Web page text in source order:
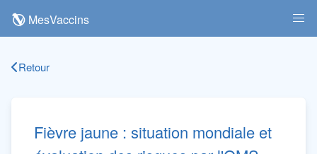
MesVaccins
Retour
Fièvre jaune : situation mondiale et